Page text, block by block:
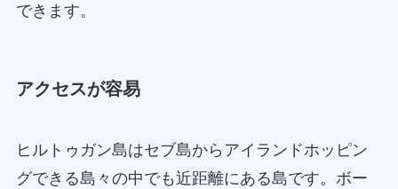
できます。
アクセスが容易
ヒルトゥガン島はセブ島からアイランドホッピン
グできる島々の中でも近距離にある島です。ボー